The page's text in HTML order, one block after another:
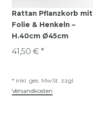
Rattan Pflanzkorb mit
Folie & Henkeln –
H.40cm Ø45cm
41,50 € *
* inkl. ges. MwSt. zzgl.
Versandkosten